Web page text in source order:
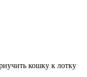
кошку к лотку